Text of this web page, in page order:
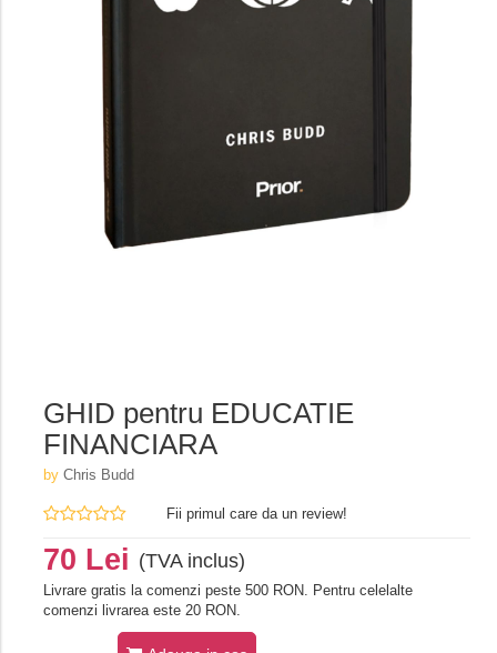
GHID pentru EDUCATIE
FINANCIARA
by Chris Budd
Fii primul care da un review!
70 Lei (TVA inclus)
Livrare gratis la comenzi peste 500 RON. Pentru celelalte
comenzi livrarea este 20 RON.